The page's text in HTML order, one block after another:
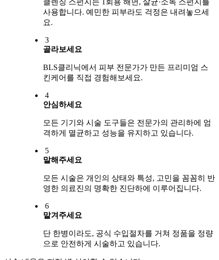
사용합니다. 예민한 피부라도 걱정은 내려놓으세
요.
3
골라보세요
BLS클리닉에서 피부 전문가가 만든 프리미엄 스
킨케어를 직접 경험해보세요.
4
안심하세요
모든 기기와 시술 도구들은 전문가의 관리하에 엄
격하게 멸균하고 성능을 유지하고 있습니다.
5
말해주세요
모든 시술은 개인의 상태와 특성, 고민을 꼼꼼히 반
영한 의료진의 명확한 진단하에 이루어집니다.
6
맡겨주세요
단 한병이라도, 공식 수입절차를 거쳐 정품을 정량
으로 안전하게 시술하고 있습니다.